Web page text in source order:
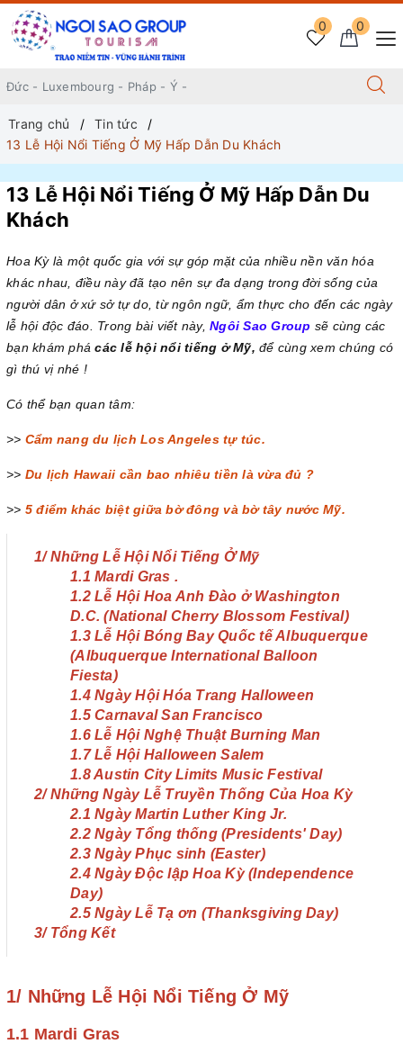
0
0
Trang chủ
Tin tức
13 Lễ Hội Nổi Tiếng Ở Mỹ Hấp Dẫn Du Khách
13 Lễ Hội Nổi Tiếng Ở Mỹ Hấp Dẫn Du
Khách
Hoa Kỳ là một quốc gia với sự góp mặt của nhiều nền văn hóa
khác nhau, điều này đã tạo nên sự đa dạng trong đời sống của
người dân ở xứ sở tự do, từ ngôn ngữ, ẩm thực cho đến các ngày
lễ hội độc đáo. Trong bài viết này, Ngôi Sao Group sẽ cùng các
bạn khám phácác lễ hội nổi tiếng ở Mỹ, để cùng xem chúng có
gì thú vị nhé !
Có thể bạn quan tâm:
>> Cẩm nang du lịch Los Angeles tự túc.
>> Du lịch Hawaii cần bao nhiêu tiền là vừa đủ ?
>> 5 điểm khác biệt giữa bờ đông và bờ tây nước Mỹ.
1/ Những Lễ Hội Nổi Tiếng Ở Mỹ
1.1 Mardi Gras .
1.2 Lễ Hội Hoa Anh Đào ở Washington
D.C. (National Cherry Blossom Festival)
1.3 Lễ Hội Bóng Bay Quốc tế Albuquerque
(Albuquerque International Balloon
Fiesta)
1.4 Ngày Hội Hóa Trang Halloween
1.5 Carnaval San Francisco
1.6 Lễ Hội Nghệ Thuật Burning Man
1.7 Lễ Hội Halloween Salem
1.8 Austin City Limits Music Festival
2/ Những Ngày Lễ Truyền Thống Của Hoa Kỳ
2.1 Ngày Martin Luther King Jr.
2.2 Ngày Tổng thống (Presidents' Day)
2.3 Ngày Phục sinh (Easter)
2.4 Ngày Độc lập Hoa Kỳ (Independence
Day)
2.5 Ngày Lễ Tạ ơn (Thanksgiving Day)
3/ Tổng Kết
1/ Những Lễ Hội Nổi Tiếng Ở Mỹ
1.1 Mardi Gras